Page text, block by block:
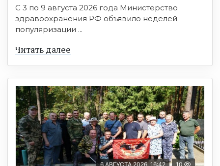
С 3 по 9 августа 2026 года Министерство
здравоохранения РФ объявило неделей
популяризации ...
Читать далее
6 АВГУСТА 2026, 16:42 10